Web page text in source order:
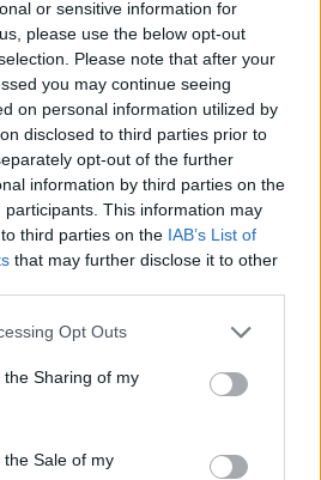
or sensitive information for
please use the below opt-out
Please note that after your
you may continue seeing
on personal information utilized by
disclosed to third parties prior to
opt-out of the further
information by third parties on the
participants. This information may
third parties on the IAB’s List of
that may further disclose it to other
Opt Outs
Sharing of my
Sale of my
2009por pilara3